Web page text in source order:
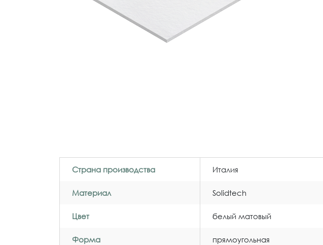
Страна производства Италия
Материал Solidtech
Цвет белый матовый
Форма прямоугольная